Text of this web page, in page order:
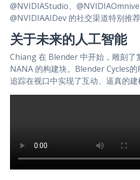
@NVIDIAStudio、
@NVIDIAAIDev 的社交渠道特别推荐
关于未来的人工智能
Chiang 在 Blender 中开始，雕刻了
NANA 的构建块。Blender Cycles
追踪在视口中实现了互动、逼真的建